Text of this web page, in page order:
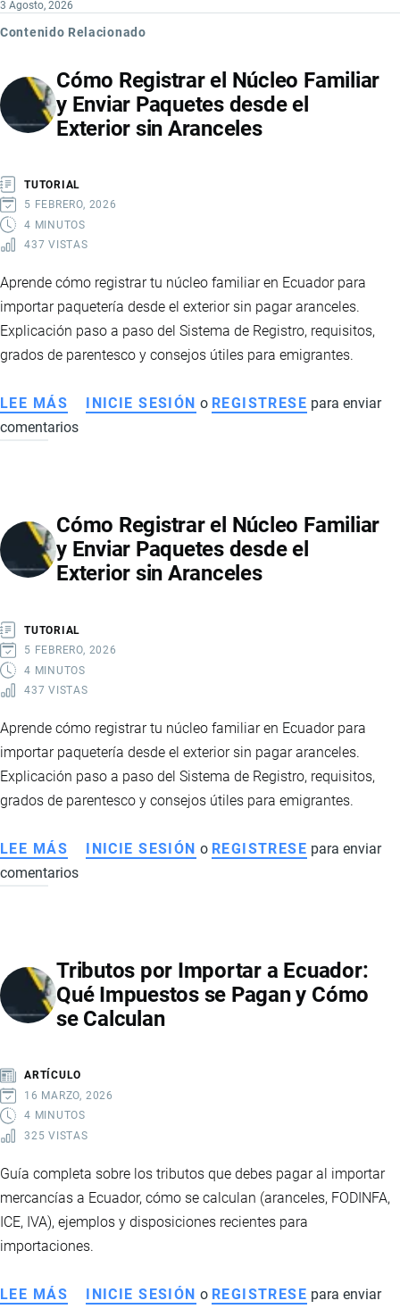
3 Agosto, 2026
Contenido Relacionado
Cómo Registrar el Núcleo Familiar
y Enviar Paquetes desde el
Exterior sin Aranceles
TUTORIAL
5 FEBRERO, 2026
4 MINUTOS
437 VISTAS
Aprende cómo registrar tu núcleo familiar en Ecuador para
importar paquetería desde el exterior sin pagar aranceles.
Explicación paso a paso del Sistema de Registro, requisitos,
grados de parentesco y consejos útiles para emigrantes.
LEE MÁS SOBRE
CÓMO
FAMILIAR
Y
ENVIAR
EL
EXTERIOR
SIN
INICIE SESIÓN o REGISTRESE para enviar
comentarios
Cómo Registrar el Núcleo Familiar
y Enviar Paquetes desde el
Exterior sin Aranceles
TUTORIAL
5 FEBRERO, 2026
4 MINUTOS
437 VISTAS
Aprende cómo registrar tu núcleo familiar en Ecuador para
importar paquetería desde el exterior sin pagar aranceles.
Explicación paso a paso del Sistema de Registro, requisitos,
grados de parentesco y consejos útiles para emigrantes.
LEE MÁS SOBRE
CÓMO
FAMILIAR
Y
ENVIAR
EL
EXTERIOR
SIN
INICIE SESIÓN o REGISTRESE para enviar
comentarios
Tributos por Importar a Ecuador:
Qué Impuestos se Pagan y Cómo
se Calculan
ARTÍCULO
16 MARZO, 2026
4 MINUTOS
325 VISTAS
Guía completa sobre los tributos que debes pagar al importar
mercancías a Ecuador, cómo se calculan (aranceles, FODINFA,
ICE, IVA), ejemplos y disposiciones recientes para
importaciones.
LEE MÁS SOBRE
INICIE SESIÓN o REGISTRESE para enviar